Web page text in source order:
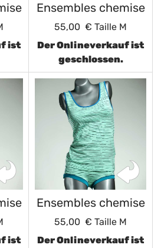
ist
Ensembles chemise
55,00 € Taille M
Der Onlineverkauf ist
geschlossen.
ist
Ensembles chemise
55,00 € Taille M
Der Onlineverkauf ist